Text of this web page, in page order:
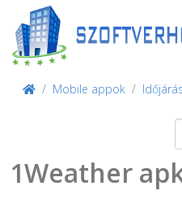
Mobile appok
1Weather